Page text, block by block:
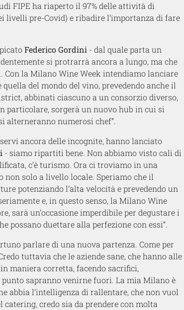
FIPE ha riaperto il 97% delle attività di
pre-Covid) e ribadire l’importanza di fare
Federico Gordini - dal quale parta un
si protrarrà ancora a lungo, ma che
la Milano Wine Week intendiamo lanciare
del mondo del vino, prevedendo anche il
abbinati ciascuno a un consorzio diverso,
particolare, sorgerà un nuovo hub in cui si
alterneranno numerosi chef”.
ancora delle incognite, hanno lanciato
- siamo ripartiti bene. Non abbiamo visto cali di
c’è turismo. Ora ci troviamo in una
solo a livello locale. Speriamo che il
potenziando l’alta velocità e prevedendo un
e, in questo senso, la Milano Wine
sarà un’occasione imperdibile per degustare i
possano duettare alla perfezione con essi”.
parlare di una nuova partenza. Come per
tuttavia che le aziende sane, che hanno alle
maniera corretta, facendo sacrifici,
sapranno venirne fuori. La mia Milano è
abbia l’intelligenza di rallentare, che non vuol
credo sia da prendere con molta